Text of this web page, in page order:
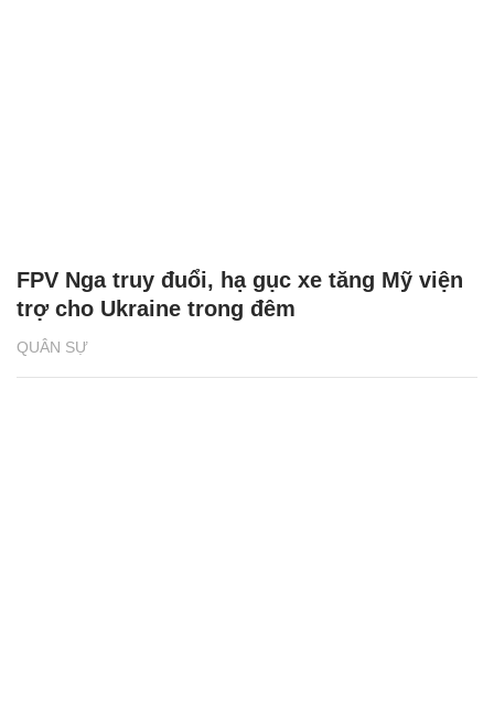
QUÂN SỰ
FPV Nga truy đuổi, hạ gục xe tăng Mỹ viện
trợ cho Ukraine trong đêm